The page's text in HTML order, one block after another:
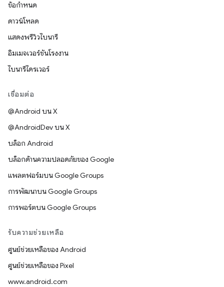
ข้อกำหนด
ดาวน์โหลด
แสดงพรีวิวไบนารี
อิมเมจเวอร์ชันโรงงาน
ไบนารีไดรเวอร์
เชื่อมต่อ
@Android บน X
@AndroidDev บน X
บล็อก Android
บล็อกด้านความปลอดภัยของ Google
แพลตฟอร์มบน Google Groups
การพัฒนาบน Google Groups
การพอร์ตบน Google Groups
รับความช่วยเหลือ
ศูนย์ช่วยเหลือของ Android
ศูนย์ช่วยเหลือของ Pixel
www.android.com